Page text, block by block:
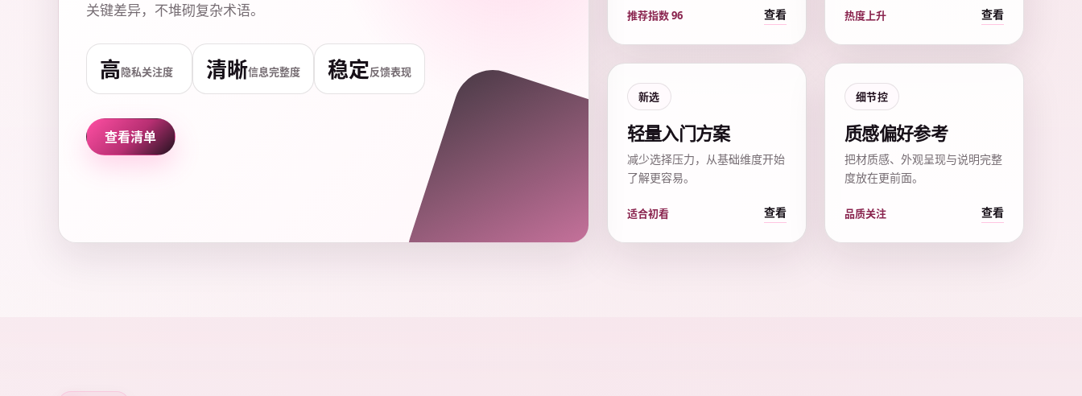
关键差异，不堆砌复杂术语。
高隐私关注度 清晰信息完整度 稳定反馈表现
查看清单
推荐指数 96 查看 热度上升 查看
新选
轻量入门方案
减少选择压力，从基础维度开始
了解更容易。
适合初看 查看
细节控
质感偏好参考
把材质感、外观呈现与说明完整
度放在更前面。
品质关注 查看